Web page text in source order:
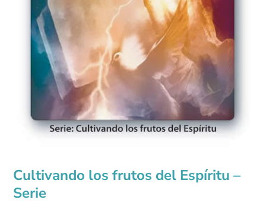
Cultivando los frutos del Espíritu –
Serie